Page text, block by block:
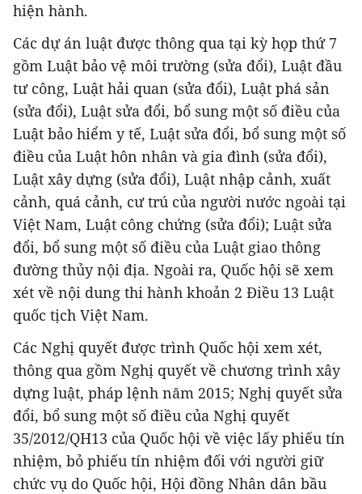
hiện hành.
Các dự án luật được thông qua tại kỳ họp thứ 7
gồm Luật bảo vệ môi trường (sửa đổi), Luật đầu
tư công, Luật hải quan (sửa đổi), Luật phá sản
(sửa đổi), Luật sửa đổi, bổ sung một số điều của
Luật bảo hiểm y tế, Luật sửa đổi, bổ sung một số
điều của Luật hôn nhân và gia đình (sửa đổi),
Luật xây dựng (sửa đổi), Luật nhập cảnh, xuất
cảnh, quá cảnh, cư trú của người nước ngoài tại
Việt Nam, Luật công chứng (sửa đổi); Luật sửa
đổi, bổ sung một số điều của Luật giao thông
đường thủy nội địa. Ngoài ra, Quốc hội sẽ xem
xét về nội dung thi hành khoản 2 Điều 13 Luật
quốc tịch Việt Nam.
Các Nghị quyết được trình Quốc hội xem xét,
thông qua gồm Nghị quyết về chương trình xây
dựng luật, pháp lệnh năm 2015; Nghị quyết sửa
đổi, bổ sung một số điều của Nghị quyết
35/2012/QH13 của Quốc hội về việc lấy phiếu tín
nhiệm, bỏ phiếu tín nhiệm đối với người giữ
chức vụ do Quốc hội, Hội đồng Nhân dân bầu